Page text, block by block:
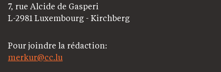
7, rue Alcide de Gasperi
L-2981 Luxembourg - Kirchberg
Pour joindre la rédaction:
merkur@cc.lu